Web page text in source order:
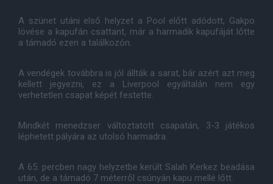
A szünet utáni első helyzet a Pool előtt adódott, Gakpo
lövése a kapufán csattant, már a harmadik kapufáját lőtte
a támadó ezen a találkozón.
A vendégek továbbra is jól állták a sarat, bár azért azt meg
kellett jegyezni, ez a Liverpool egyáltalán nem egy
verhetetlen csapat képét festette.
Mindkét menedzser változtatott csapatán, 3-3 játékos
léphetett pályára az utolsó harmadra.
A 65. percben nagy helyzetbe került Salah Kerkez beadása
után, de a támadó 7 méterről csúnyán kapu mellé lőtt.